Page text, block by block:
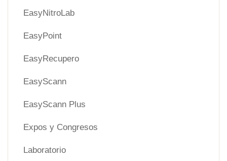
EasyNitroLab
EasyPoint
EasyRecupero
EasyScann
EasyScann Plus
Expos y Congresos
Laboratorio